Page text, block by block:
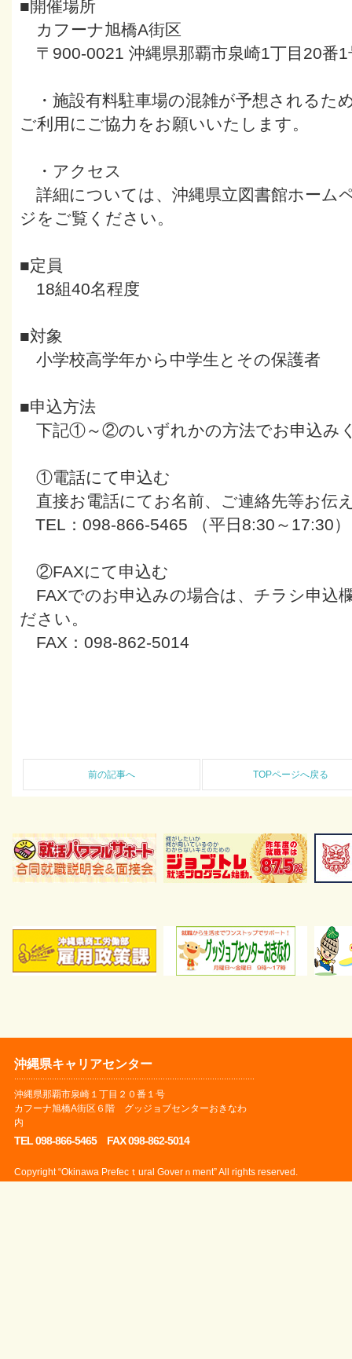
■開催場所
カフーナ旭橋A街区
〒900-0021 沖縄県那覇市泉崎1丁目20番1
・施設有料駐車場の混雑が予想されるた
ご利用にご協力をお願いいたします。
・アクセス
詳細については、沖縄県立図書館ホーム
ジをご覧ください。
■定員
18組40名程度
■対象
小学校高学年から中学生とその保護者
■申込方法
下記①～②のいずれかの方法でお申込み
①電話にて申込む
直接お電話にてお名前、ご連絡先等お伝
TEL：098-866-5465 （平日8:30～17:30
②FAXにて申込む
FAXでのお申込みの場合は、チラシ申込
ださい。
FAX：098-862-5014
前の記事へ TOPページへ戻る
沖縄県キャリアセンター
沖縄県那覇市泉崎１丁目２０番１号
カフーナ旭橋A街区６階 グッジョブセンターおきなわ
内
TEL 098-866-5465 FAX 098-862-5014
Copyright “Okinawa Prefecｔural Goverｎment” All rights reserved.